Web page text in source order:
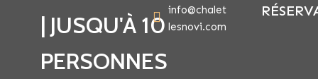
| JUSQU'À 10
PERSONNES
info@chalet
lesnovi.com